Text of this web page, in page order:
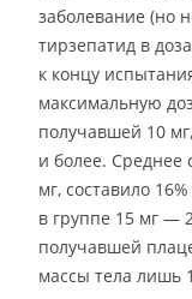
заболевание (но
тирзепатид в
к концу
максимальную
получавшей 10
и более. Среднее
мг, составило
в группе 15 мг —
получавшей
массы тела лишь